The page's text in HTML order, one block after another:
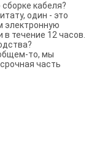
кабеля?
один - это
электронную
течение 12 часов.
то, мы
часть